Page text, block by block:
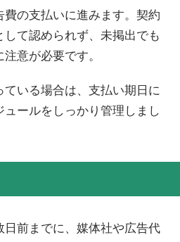
の支払いに進みます。契約
て認められず、未掲出でも
意が必要です。
いる場合は、支払い期日に
ールをしっかり管理しまし
前までに、媒体社や広告代